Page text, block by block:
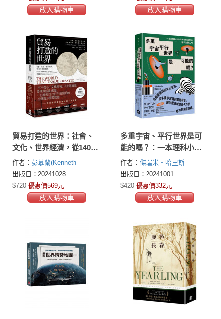
放入購物車 放入購物車
貿易打造的世界：社會、
文化、世界經濟，從1400
年到現在【最新增修版】
作者： 彭慕蘭(Kenneth
Pomeranz)史蒂夫．托皮克
(Steven Topik)
出版日：20241028
$720 優惠價569元
放入購物車
多重宇宙、平行世界是可
能的嗎？：一本理科小白
也會邊看邊笑的量子力學
入門
作者： 傑瑞米‧哈里斯
(Jeremie Harris)
出版日：20241001
$420 優惠價332元
放入購物車